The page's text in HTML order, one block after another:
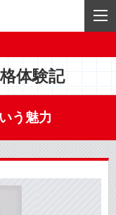
体験記
う魅力